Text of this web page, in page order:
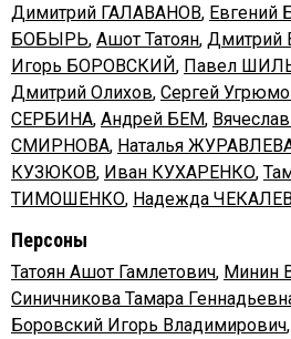
Димитрий ГАЛАВАНОВ, Евгений
БОБЫРЬ, Ашот Татоян, Дмитрий
Игорь БОРОВСКИЙ, Павел
Дмитрий Олихов, Сергей
СЕРБИНА, Андрей БЕМ,
СМИРНОВА, Наталья
КУЗЮКОВ, Иван КУХАРЕНКО,
ТИМОШЕНКО, Надежда
Персоны
Татоян Ашот Гамлетович, Минин
Синичникова Тамара
Боровский Игорь Владимирович,